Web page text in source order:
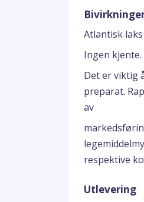
Atlantisk
Ingen kjente.
Det er viktig
preparat.
av
respektive
Utlevering